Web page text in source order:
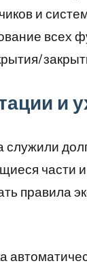
и
всех
и
части
правила